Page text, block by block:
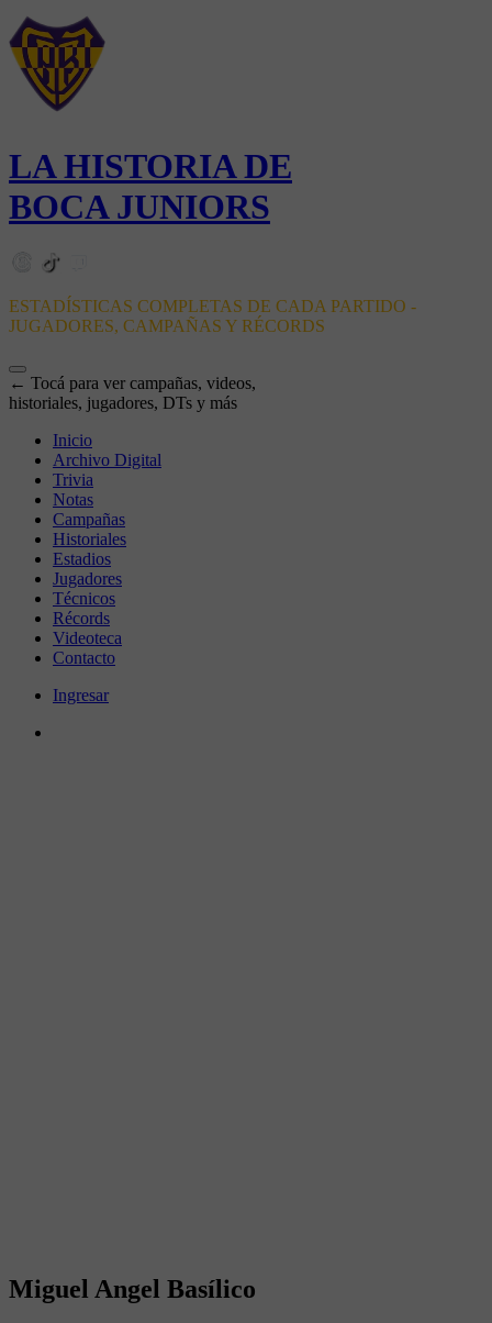
LA HISTORIA DE
BOCA JUNIORS
ESTADÍSTICAS COMPLETAS DE CADA PARTIDO -
JUGADORES, CAMPAÑAS Y RÉCORDS
← Tocá para ver campañas, videos,
historiales, jugadores, DTs y más
Inicio
Archivo Digital
Trivia
Notas
Campañas
Historiales
Estadios
Jugadores
Técnicos
Récords
Videoteca
Contacto
Ingresar
Miguel Angel Basílico